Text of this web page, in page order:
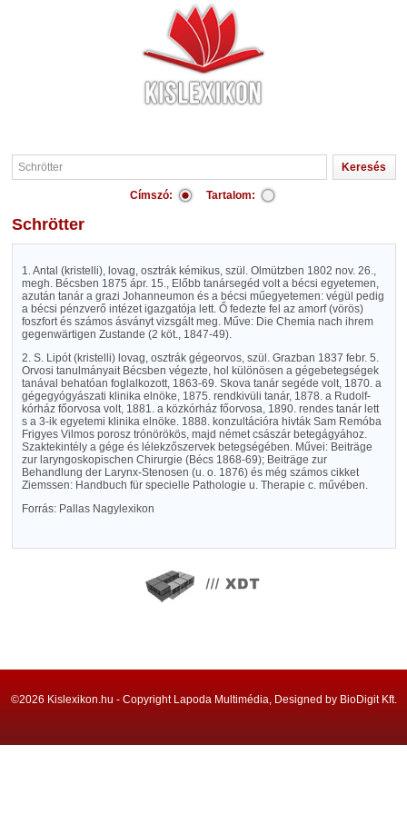
Címszó: Tartalom:
Schrötter
1. Antal (kristelli), lovag, osztrák kémikus, szül. Olmützben 1802 nov. 26.,
megh. Bécsben 1875 ápr. 15., Előbb tanársegéd volt a bécsi egyetemen,
azután tanár a grazi Johanneumon és a bécsi műegyetemen: végül pedig
a bécsi pénzverő intézet igazgatója lett. Ő fedezte fel az amorf (vörös)
foszfort és számos ásványt vizsgált meg. Műve: Die Chemia nach ihrem
gegenwärtigen Zustande (2 köt., 1847-49).
2. S. Lipót (kristelli) lovag, osztrák gégeorvos, szül. Grazban 1837 febr. 5.
Orvosi tanulmányait Bécsben végezte, hol különösen a gégebetegségek
tanával behatóan foglalkozott, 1863-69. Skova tanár segéde volt, 1870. a
gégegyógyászati klinika elnöke, 1875. rendkivüli tanár, 1878. a Rudolf-
kórház főorvosa volt, 1881. a közkórház főorvosa, 1890. rendes tanár lett
s a 3-ik egyetemi klinika elnöke. 1888. konzultációra hivták Sam Remóba
Frigyes Vilmos porosz trónörökös, majd német császár betegágyához.
Szaktekintély a gége és lélekzőszervek betegségében. Művei: Beiträge
zur laryngoskopischen Chirurgie (Bécs 1868-69); Beiträge zur
Behandlung der Larynx-Stenosen (u. o. 1876) és még számos cikket
Ziemssen: Handbuch für specielle Pathologie u. Therapie c. művében.
Forrás: Pallas Nagylexikon
©2026 Kislexikon.hu - Copyright Lapoda Multimédia, Designed by BioDigit Kft.